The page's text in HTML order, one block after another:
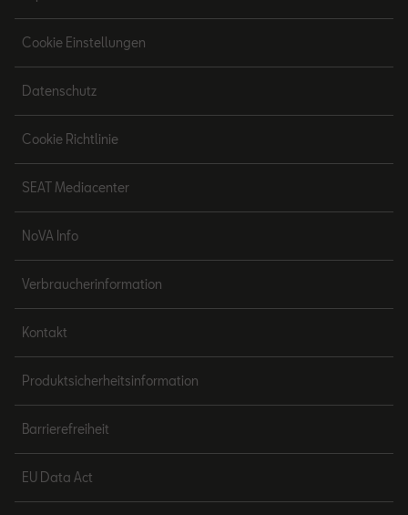
Cookie Einstellungen
Datenschutz
Cookie Richtlinie
SEAT Mediacenter
NoVA Info
Verbraucherinformation
Kontakt
Produktsicherheitsinformation
Barrierefreiheit
EU Data Act